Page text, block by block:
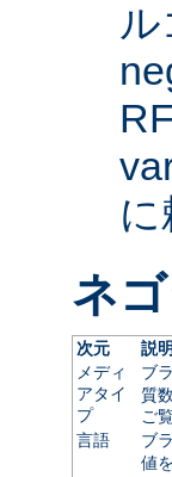
ネ
次元
説明
メディ
アタイ
プ
ブ
質
ご
言語
ブ
値